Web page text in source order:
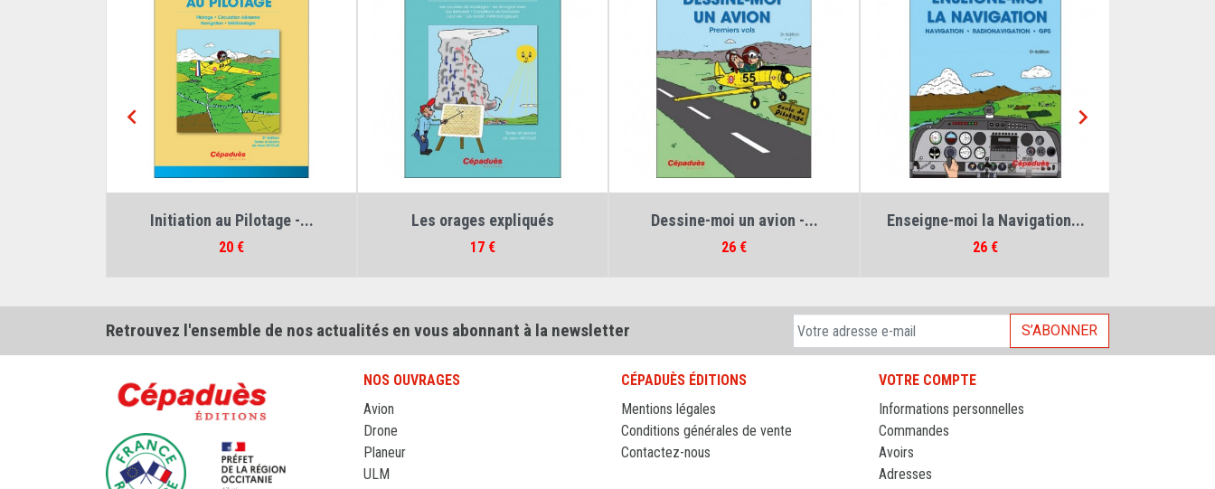

fais-moi piloter l'Hydravion !
Prix
23 €
Comme l'Oiseau
Prix
20 €
Apprends-moi l'avion 4e...
Prix
26 €
La Météo eXpliquée. 3e édition
Prix
22 €

Retrouvez l'ensemble de nos actualités en vous abonnant à la newsletter S’ABONNER
NOS OUVRAGES
Avion
Drone
Planeur
ULM
CÉPADUÈS ÉDITIONS
Mentions légales
Conditions générales de vente
Contactez-nous
VOTRE COMPTE
Informations personnelles
Commandes
Avoirs
Adresses